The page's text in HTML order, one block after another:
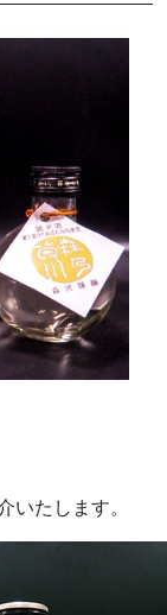
いたします。